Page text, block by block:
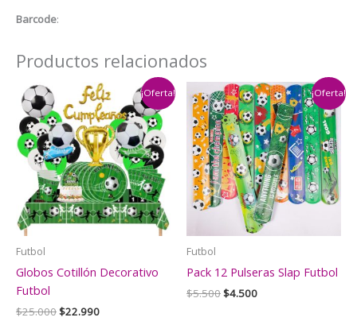
mod
cantidad
Barcode:
Productos relacionados
¡Oferta!
Futbol
Globos Cotillón Decorativo
Futbol
$25.000El
$22.990El
¡Oferta!
Futbol
Pack 12 Pulseras Slap Futbol
$5.500El
$4.500El